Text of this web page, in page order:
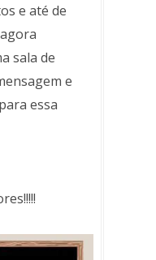
e até de
sala de
e
essa